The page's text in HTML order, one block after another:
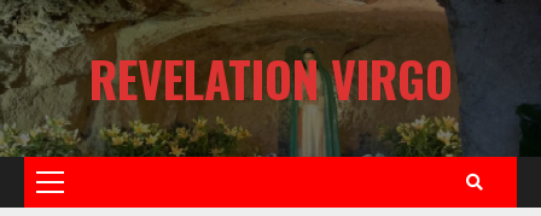
Skip
to
content
REVELATION VIRGO
Primary